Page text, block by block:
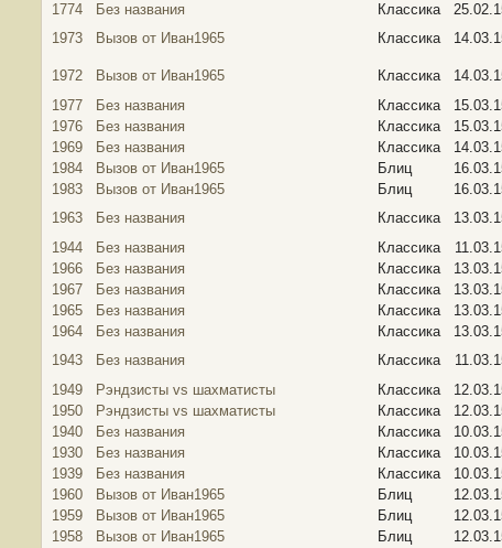
1774
Без названия Классика
1973
Вызов от Иван1965 Классика
1972
Вызов от Иван1965 Классика
1977
Без названия Классика
1976
Без названия Классика
1969
Без названия Классика
1984
Вызов от Иван1965 Блиц
1983
Вызов от Иван1965 Блиц
1963
Без названия Классика
1944
Без названия Классика
1966
Без названия Классика
1967
Без названия Классика
1965
Без названия Классика
1964
Без названия Классика
1943
Без названия Классика
1949
Рэндзисты vs шахматисты Классика
1950
Рэндзисты vs шахматисты Классика
1940
Без названия Классика
1930
Без названия Классика
1939
Без названия Классика
1960
Вызов от Иван1965 Блиц
1959
Вызов от Иван1965 Блиц
1958
Вызов от Иван1965 Блиц